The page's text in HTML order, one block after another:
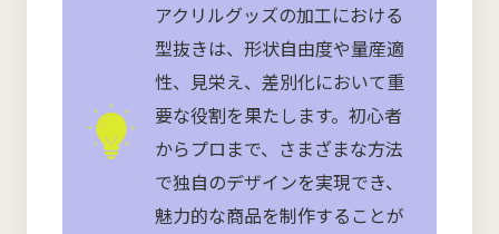
アクリルグッズの加工における
型抜きは、形状自由度や量産適
性、見栄え、差別化において重
要な役割を果たします。初心者
からプロまで、さまざまな方法
で独自のデザインを実現でき、
魅力的な商品を制作することが